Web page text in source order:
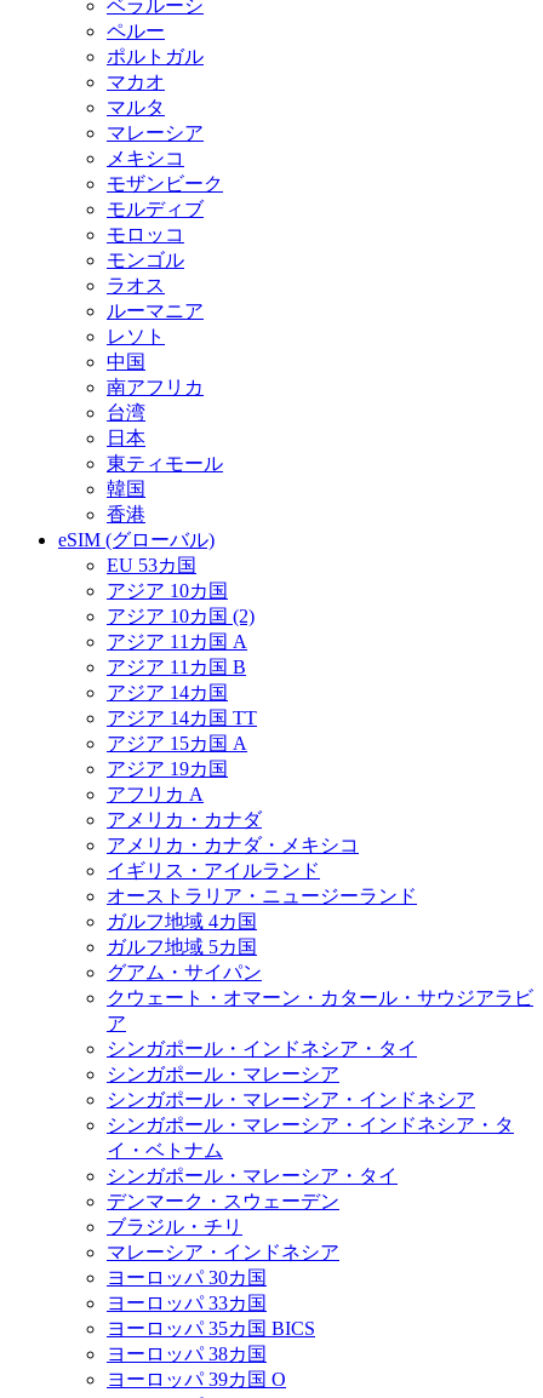
ベラルーシ
ペルー
ポルトガル
マカオ
マルタ
マレーシア
メキシコ
モザンビーク
モルディブ
モロッコ
モンゴル
ラオス
ルーマニア
レソト
中国
南アフリカ
台湾
日本
東ティモール
韓国
香港
eSIM (グローバル)
EU 53カ国
アジア 10カ国
アジア 10カ国 (2)
アジア 11カ国 A
アジア 11カ国 B
アジア 14カ国
アジア 14カ国 TT
アジア 15カ国 A
アジア 19カ国
アフリカ A
アメリカ・カナダ
アメリカ・カナダ・メキシコ
イギリス・アイルランド
オーストラリア・ニュージーランド
ガルフ地域 4カ国
ガルフ地域 5カ国
グアム・サイパン
クウェート・オマーン・カタール・サウジアラビ
ア
シンガポール・インドネシア・タイ
シンガポール・マレーシア
シンガポール・マレーシア・インドネシア
シンガポール・マレーシア・インドネシア・タ
イ・ベトナム
シンガポール・マレーシア・タイ
デンマーク・スウェーデン
ブラジル・チリ
マレーシア・インドネシア
ヨーロッパ 30カ国
ヨーロッパ 33カ国
ヨーロッパ 35カ国 BICS
ヨーロッパ 38カ国
ヨーロッパ 39カ国 O